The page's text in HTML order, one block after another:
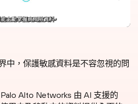
中，保護敏感資料是不容忽視的問
Alto Networks 由 AI 支援的